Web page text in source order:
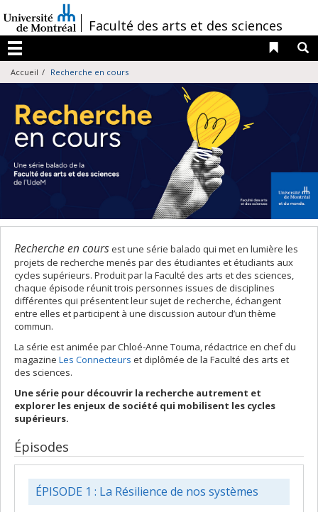
au
contenu
/Faculté des arts et des sciences
Menu
Liens
Accueil Recherche en cours
Recherche en coursest une série balado qui met en lumière les
projets de recherche menés par des étudiantes et étudiants aux
cycles supérieurs. Produit par la Faculté des arts et des sciences,
chaque épisode réunit trois personnes issues de disciplines
différentes qui présentent leur sujet de recherche, échangent
entre elles et participent à une discussion autour d’un thème
commun.
La série est animée par Chloé-Anne Touma, rédactrice en chef du
magazine Les Connecteurs et diplômée de la Faculté des arts et
des sciences.
Une série pour découvrir la recherche autrement et
explorer les enjeux de société qui mobilisent les cycles
supérieurs.
Épisodes
ÉPISODE 1 : La Résilience de nos systèmes